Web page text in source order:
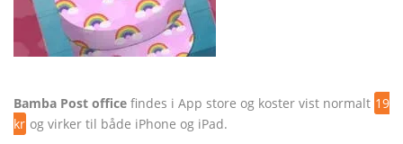
Bamba Post office findes i App store og koster vist normalt 19
kr og virker til både iPhone og iPad.